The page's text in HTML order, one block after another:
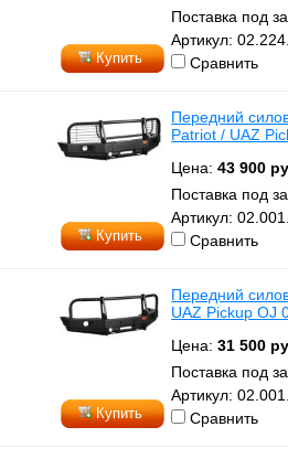
Купить
Поставка под
Артикул:
Сравнить
Купить
Передний
Patriot / UAZ
Цена:43 900
Поставка под
Артикул:
Сравнить
Купить
Передний
UAZ Pickup OJ
Цена:31 500
Поставка под
Артикул:
Сравнить